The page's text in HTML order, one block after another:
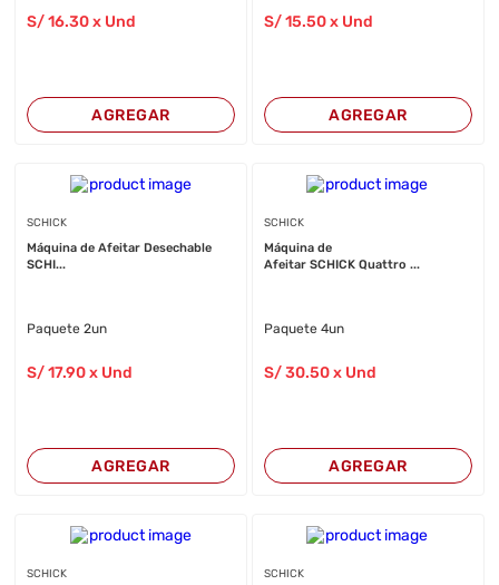
S/16.30 x Und
AGREGAR
S/15.50x Und
AGREGAR
SCHICK
Máquina de Afeitar Desechable
SCHI...
Paquete 2un
S/17.90 x Und
AGREGAR
SCHICK
Máquina de
Afeitar SCHICK Quattro ...
Paquete 4un
S/30.50x Und
AGREGAR
SCHICK SCHICK